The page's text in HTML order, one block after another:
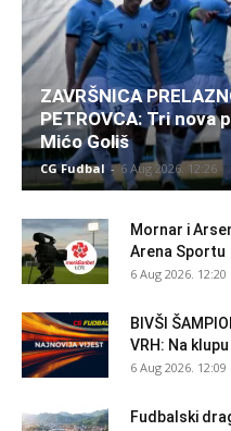
ZAVRŠNICA
PETROVCA: Tri nova
Mićo Goliš
CG Fudbal - 6 Aug 2026. 12:26
Mornar i
Arena Sportu
6 Aug 2026. 12:20
BIVŠI
VRH: Na
6 Aug 2026. 12:09
Fudbalski